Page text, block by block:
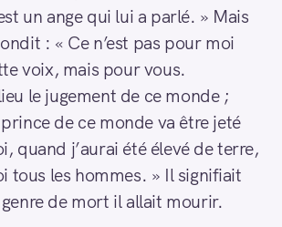
un ange qui lui a parlé. » Mais
: « Ce n’est pas pour moi
voix, mais pour vous.
le jugement de ce monde ;
de ce monde va être jeté
quand j’aurai été élevé de terre,
tous les hommes. » Il signifiait
de mort il allait mourir.